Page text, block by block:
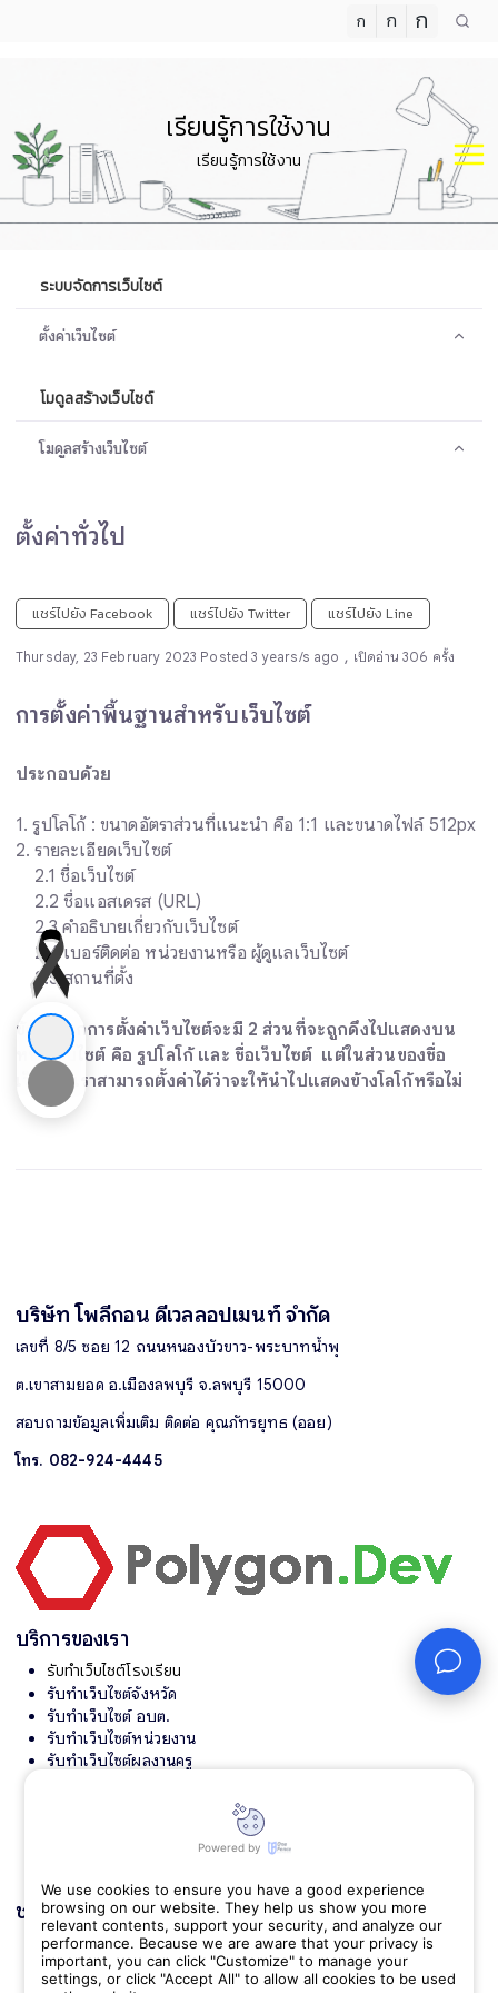
ก ก ก
เรียนรู้การใช้งาน
เรียนรู้การใช้งาน
ระบบจัดการเว็บไซต์
ตั้งค่าเว็บไซต์
โมดูลสร้างเว็บไซต์
โมดูลสร้างเว็บไซต์
ตั้งค่าทั่วไป
แชร์ไปยัง Facebook แชร์ไปยัง Twitter แชร์ไปยัง Line
Thursday, 23 February 2023 Posted 3 years/s ago , เปิดอ่าน 306 ครั้ง
การตั้งค่าพื้นฐานสำหรับเว็บไซต์
ประกอบด้วย
1. รูปโลโก้ : ขนาดอัตราส่วนที่แนะนำ คือ 1:1 และขนาดไฟล์ 512px
2. รายละเอียดเว็บไซต์
2.1 ชื่อเว็บไซต์
2.2 ชื่อแอสเดรส (URL)
2.3 คำอธิบายเกี่ยวกับเว็บไซต์
2.4 เบอร์ติดต่อ หน่วยงานหรือ ผู้ดูแลเว็บไซต์
2.5 สถานที่ตั้ง
ข้อมูลจากการตั้งค่าเว็บไซต์จะมี 2 ส่วนที่จะถูกดึงไปแสดงบน
หน้าเว็บไซต์ คือ รูปโลโก้ และ ชื่อเว็บไซต์ แต่ในส่วนของชื่อ
เว็บไซต์เราสามารถตั้งค่าได้ว่าจะให้นำไปแสดงข้างโลโก้หรือไม่
บริษัท โพลีกอน ดีเวลลอปเมนท์ จำกัด
เลขที่ 8/5 ซอย 12 ถนนหนองบัวขาว-พระบาทน้ำพุ
ต.เขาสามยอด อ.เมืองลพบุรี จ.ลพบุรี 15000
สอบถามข้อมูลเพิ่มเติม ติดต่อ คุณภัทรยุทธ (ออย)
โทร. 082-924-4445
บริการของเรา
รับทำเว็บไซต์โรงเรียน
รับทำเว็บไซต์จังหวัด
รับทำเว็บไซต์ อบต.
รับทำเว็บไซต์หน่วยงาน
รับทำเว็บไซต์ผลงานครู
ทำเว็บราชการ หน่วยงาน และสำนักงาน
ทำเว็บเทศบาล อบต. และ อปท.
ทำเว็บโรงพยาบาล รพสต. และคลีนิก
ช่วยเหลือ
นโยบายคุ๊กกี้
Powered by
We use cookies to ensure you have a good experience
browsing on our website. They help us show you more
relevant contents, support your security, and analyze our
performance. Because we are aware that your privacy is
important, you can click "Customize" to manage your
settings, or click "Accept All" to allow all cookies to be used